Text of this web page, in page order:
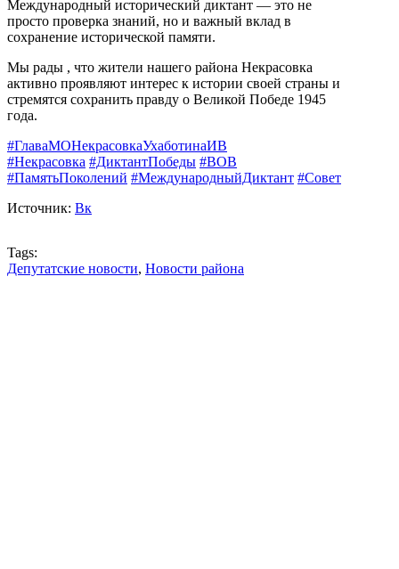
Международный исторический диктант — это не
просто проверка знаний, но и важный вклад в
сохранение исторической памяти.
Мы рады , что жители нашего района Некрасовка
активно проявляют интерес к истории своей страны и
стремятся сохранить правду о Великой Победе 1945
года.
#ГлаваМОНекрасовкаУхаботинаИВ
#Некрасовка #ДиктантПобеды #ВОВ
#ПамятьПоколений #МеждународныйДиктант #Совет
Источник: Вк
Tags:
Депутатские новости, Новости района